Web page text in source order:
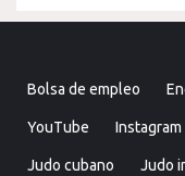
Bolsa de empleo
YouTube Instagram
Judo cubano Judo